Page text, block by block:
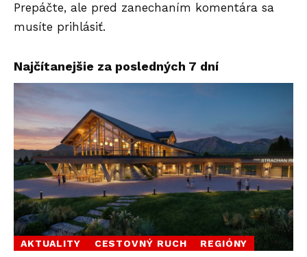
Prepáčte, ale pred zanechaním komentára sa
musíte prihlásiť.
Najčítanejšie za posledných 7 dní
AKTUALITY CESTOVNÝ RUCH REGIÓNY